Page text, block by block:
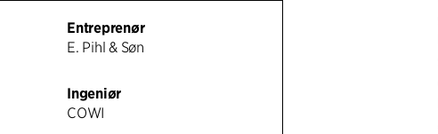
Entreprenør
E. Pihl & Søn
Ingeniør
COWI